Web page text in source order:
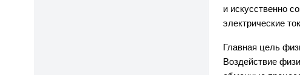
и искусственно
электрические
Главная цель
Воздействие